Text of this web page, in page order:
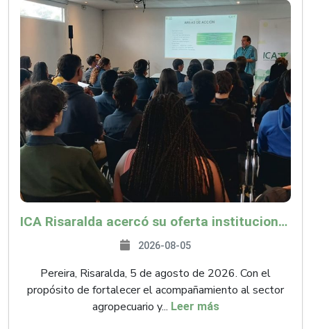
ICA Risaralda acercó su oferta institucional a productores y emprendedores en Expocamello
2026-08-05
Pereira, Risaralda, 5 de agosto de 2026. Con el
propósito de fortalecer el acompañamiento al sector
agropecuario y... Leer más